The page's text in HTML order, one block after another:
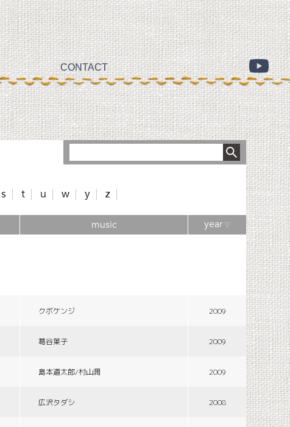
CONTACT
s t u w y z
music year▽
クボケンジ 2009
葛谷葉子 2009
島本道太郎/村山潤 2009
広沢タダシ 2008